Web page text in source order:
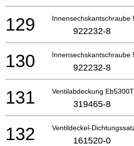
Innensechskantschraube
129 922232-8
Innensechskantschraube
130 922232-8
Ventilabdeckung
131 319465-8
Ventildeckel-
132 161520-0